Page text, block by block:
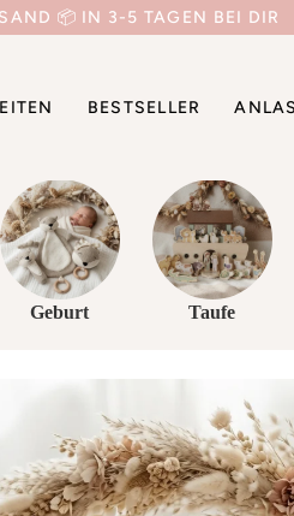
📦 IN 3-5 TAGEN BEI DIR
BESTSELLER
Geburt Taufe